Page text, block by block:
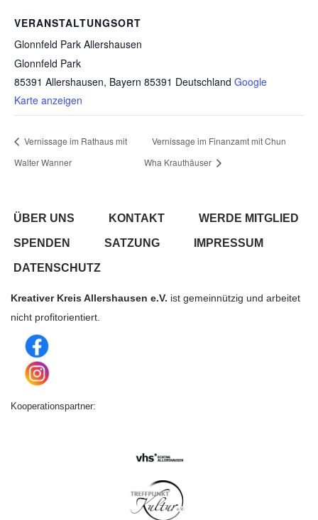
VERANSTALTUNGSORT
Glonnfeld Park Allershausen
Glonnfeld Park
85391 Allershausen, Bayern 85391 Deutschland Google
Karte anzeigen
Vernissage im Rathaus mit
Walter Wanner
Vernissage im Finanzamt mit Chun
Wha Krauthäuser
ÜBER UNS KONTAKT WERDE MITGLIED
SPENDEN SATZUNG IMPRESSUM
DATENSCHUTZ
Kreativer Kreis Allershausen e.V. ist gemeinnützig und arbeitet
nicht profitorientiert.
Kooperationspartner: